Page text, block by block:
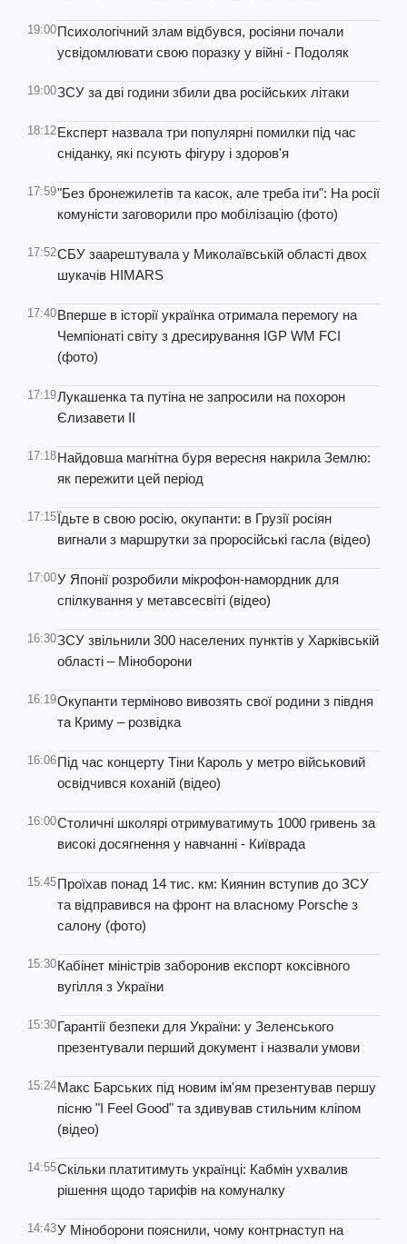
19:00Психологічний злам відбувся, росіяни почали
усвідомлювати свою поразку у війні - Подоляк
19:00ЗСУ за дві години збили два російських літаки
18:12Експерт назвала три популярні помилки під час
сніданку, які псують фігуру і здоров'я
17:59"Без бронежилетів та касок, але треба іти": На росії
комуністи заговорили про мобілізацію (фото)
17:52СБУ заарештувала у Миколаївській області двох
шукачів HIMARS
17:40Вперше в історії українка отримала перемогу на
Чемпіонаті світу з дресирування IGP WM FCI
(фото)
17:19Лукашенка та путіна не запросили на похорон
Єлизавети II
17:18Найдовша магнітна буря вересня накрила Землю:
як пережити цей період
17:15Їдьте в свою росію, окупанти: в Грузії росіян
вигнали з маршрутки за проросійські гасла (відео)
17:00У Японії розробили мікрофон-намордник для
спілкування у метавсесвіті (відео)
16:30ЗСУ звільнили 300 населених пунктів у Харківській
області – Міноборони
16:19Окупанти терміново вивозять свої родини з півдня
та Криму – розвідка
16:06Під час концерту Тіни Кароль у метро військовий
освідчився коханій (відео)
16:00Столичні школярі отримуватимуть 1000 гривень за
високі досягнення у навчанні - Київрада
15:45Проїхав понад 14 тис. км: Киянин вступив до ЗСУ
та відправився на фронт на власному Porsche з
салону (фото)
15:30Кабінет міністрів заборонив експорт коксівного
вугілля з України
15:30Гарантії безпеки для України: у Зеленського
презентували перший документ і назвали умови
15:24Макс Барських під новим ім'ям презентував першу
пісню "I Feel Good" та здивував стильним кліпом
(відео)
14:55Скільки платитимуть українці: Кабмін ухвалив
рішення щодо тарифів на комуналку
14:43У Міноборони пояснили, чому контрнаступ на